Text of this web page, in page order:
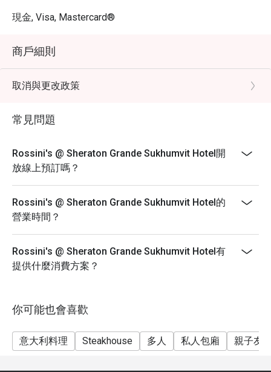
現金, Visa, Mastercard®
商戶細則
取消與更改政策
常見問題
Rossini's @ Sheraton Grande Sukhumvit Hotel開
放線上預訂嗎？
Rossini's @ Sheraton Grande Sukhumvit Hotel的
營業時間？
Rossini's @ Sheraton Grande Sukhumvit Hotel有
提供什麼消費方案？
你可能也會喜歡
意大利料理 Steakhouse 多人 私人包廂 親子友